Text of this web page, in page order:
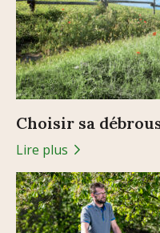
Choisir sa
Lire plus